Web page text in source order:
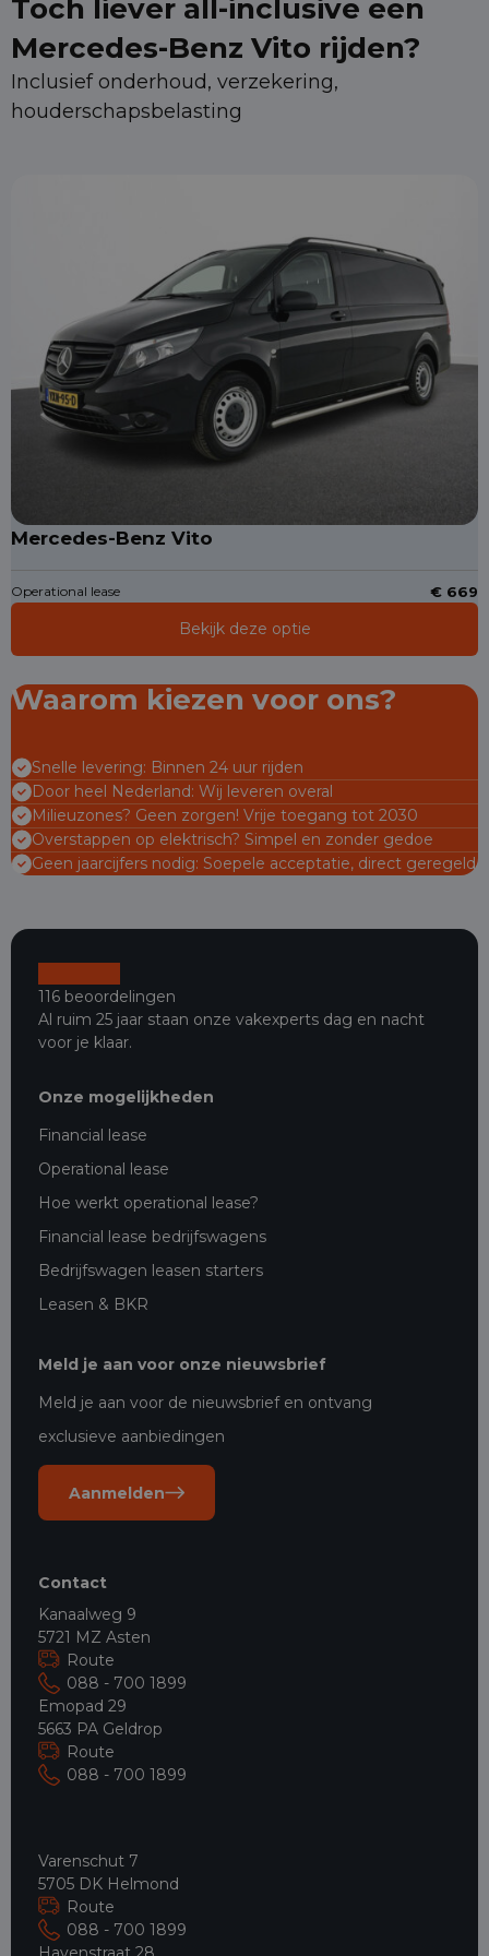
Toch liever all-inclusive een
Mercedes-Benz Vito rijden?
Inclusief onderhoud, verzekering,
houderschapsbelasting
Mercedes-Benz Vito
Operational lease € 669
Bekijk deze optie
Waarom kiezen voor ons?
Snelle levering: Binnen 24 uur rijden
Door heel Nederland: Wij leveren overal
Milieuzones? Geen zorgen! Vrije toegang tot 2030
Overstappen op elektrisch? Simpel en zonder gedoe
Geen jaarcijfers nodig: Soepele acceptatie, direct geregeld
116 beoordelingen
Al ruim 25 jaar staan onze vakexperts dag en nacht
voor je klaar.
Onze mogelijkheden
Financial lease
Operational lease
Hoe werkt operational lease?
Financial lease bedrijfswagens
Bedrijfswagen leasen starters
Leasen & BKR
Meld je aan voor onze nieuwsbrief
Meld je aan voor de nieuwsbrief en ontvang
exclusieve aanbiedingen
Aanmelden
Contact
Kanaalweg 9
5721 MZ Asten
Route
088 - 700 1899
Emopad 29
5663 PA Geldrop
Route
088 - 700 1899
Varenschut 7
5705 DK Helmond
Route
088 - 700 1899